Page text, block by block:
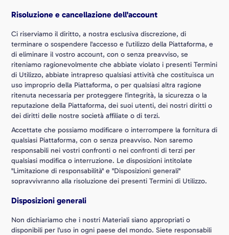
Risoluzione e cancellazione dell'account
Ci riserviamo il diritto, a nostra esclusiva discrezione, di
terminare o sospendere l'accesso e l'utilizzo della Piattaforma, e
di eliminare il vostro account, con o senza preavviso, se
riteniamo ragionevolmente che abbiate violato i presenti Termini
di Utilizzo, abbiate intrapreso qualsiasi attività che costituisca un
uso improprio della Piattaforma, o per qualsiasi altra ragione
ritenuta necessaria per proteggere l'integrità, la sicurezza o la
reputazione della Piattaforma, dei suoi utenti, dei nostri diritti o
dei diritti delle nostre società affiliate o di terzi.
Accettate che possiamo modificare o interrompere la fornitura di
qualsiasi Piattaforma, con o senza preavviso. Non saremo
responsabili nei vostri confronti o nei confronti di terzi per
qualsiasi modifica o interruzione. Le disposizioni intitolate
"Limitazione di responsabilità" e "Disposizioni generali"
sopravvivranno alla risoluzione dei presenti Termini di Utilizzo.
Disposizioni generali
Non dichiariamo che i nostri Materiali siano appropriati o
disponibili per l'uso in ogni paese del mondo. Siete responsabili